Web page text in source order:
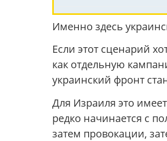
Именно здесь
Если этот сценарий
как отдельную
украинский фронт
Для Израиля это
редко начинается с
затем провокации,